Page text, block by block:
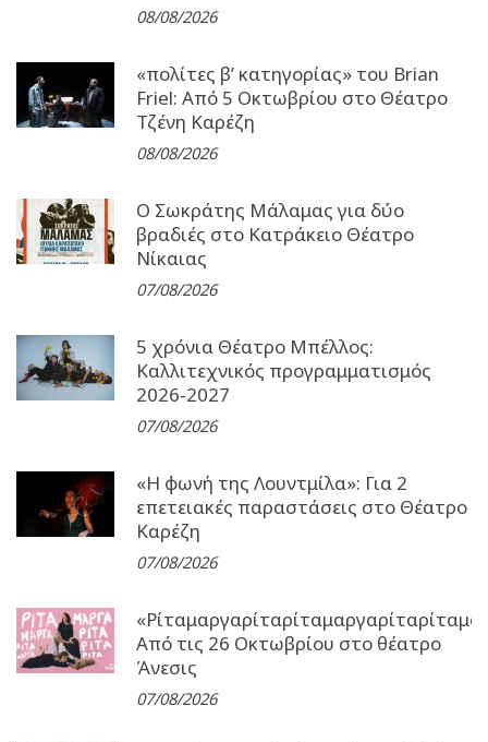
08/08/2026
«πολίτες β’ κατηγορίας» του Brian
Friel: Από 5 Οκτωβρίου στο Θέατρο
Τζένη Καρέζη
08/08/2026
Ο Σωκράτης Μάλαμας για δύο
βραδιές στο Κατράκειο Θέατρο
Νίκαιας
07/08/2026
5 χρόνια Θέατρο Μπέλλος:
Καλλιτεχνικός προγραμματισμός
2026-2027
07/08/2026
«Η φωνή της Λουντμίλα»: Για 2
επετειακές παραστάσεις στο Θέατρο
Καρέζη
07/08/2026
Από τις 26 Οκτωβρίου στο θέατρο
Άνεσις
07/08/2026